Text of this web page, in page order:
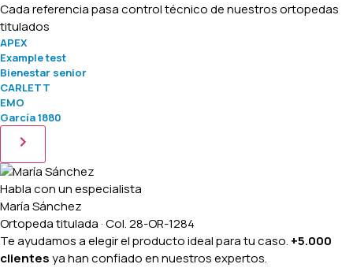
Cada referencia pasa control técnico de nuestros ortopedas
titulados
APEX
Example test
Bienestar senior
CARLETT
EMO
García 1880
Habla con un especialista
María Sánchez
Ortopeda titulada · Col. 28-OR-1284
Te ayudamos a elegir el producto ideal para tu caso. +5.000
clientesya han confiado en nuestros expertos.